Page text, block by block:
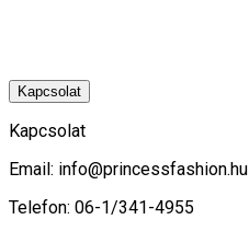
Kapcsolat
Kapcsolat
Email: info@princessfashion.hu
Telefon: 06-1/341-4955